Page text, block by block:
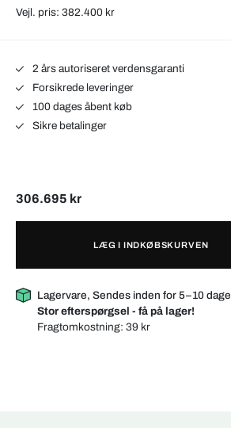
Vejl. pris: 382.400 kr
2 års autoriseret verdensgaranti
Forsikrede leveringer
100 dages åbent køb
Sikre betalinger
306.695 kr
LÆG I INDKØBSKURVEN
Lagervare, Sendes inden for 5–10 dage
Stor efterspørgsel - få på lager!
Fragtomkostning:39 kr